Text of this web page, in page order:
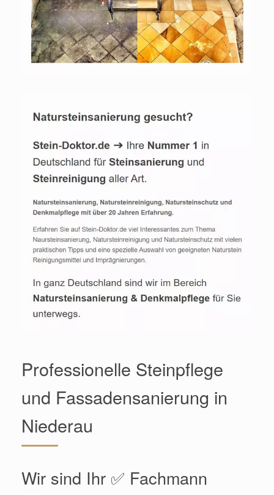
Professionelle Steinpflege
und Fassadensanierung in
Niederau
Wir sind Ihr ✅ Fachmann